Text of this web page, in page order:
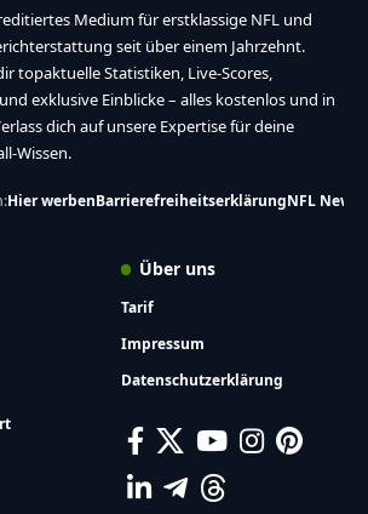
Medium für erstklassige NFL und
seit über einem Jahrzehnt.
topaktuelle Statistiken, Live-Scores,
exklusive Einblicke – alles kostenlos und in
dich auf unsere Expertise für deine
Wissen.
Hier werbenBarrierefreiheitserklärungNFL News
Über uns
Tarif
Impressum
Datenschutzerklärung